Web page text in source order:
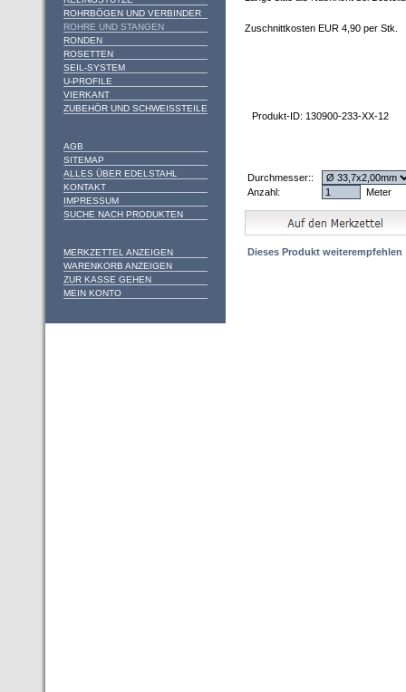
ROHRBÖGEN UND VERBINDER
ROHRE UND STANGEN
RONDEN
ROSETTEN
SEIL-SYSTEM
U-PROFILE
VIERKANT
ZUBEHÖR UND SCHWEISSTEILE
AGB
SITEMAP
ALLES ÜBER EDELSTAHL
KONTAKT
IMPRESSUM
SUCHE NACH PRODUKTEN
MERKZETTEL ANZEIGEN
WARENKORB ANZEIGEN
ZUR KASSE GEHEN
MEIN KONTO
Zuschnittkosten EUR 4,90 per Stk.
Produkt-ID: 130900-233-XX-12
Durchmesser::
Anzahl:
Meter
Dieses Produkt weiterempfehlen